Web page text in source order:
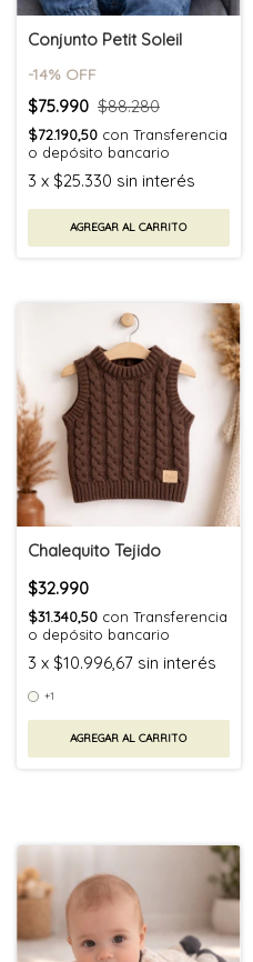
Conjunto Petit Soleil
-14% OFF
$75.990 $88.280
$72.190,50 con Transferencia
o depósito bancario
3 x $25.330 sin interés
AGREGAR AL CARRITO
Chalequito Tejido
$32.990
$31.340,50 con Transferencia
o depósito bancario
3 x $10.996,67 sin interés
+1
AGREGAR AL CARRITO